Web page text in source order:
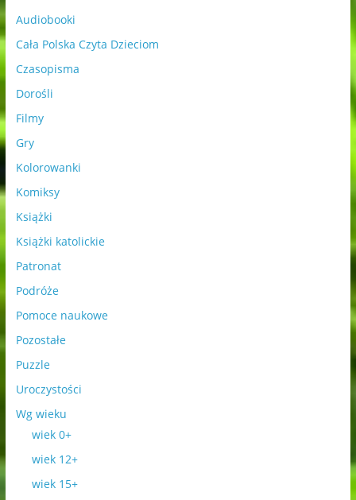
Audiobooki
Cała Polska Czyta Dzieciom
Czasopisma
Dorośli
Filmy
Gry
Kolorowanki
Komiksy
Książki
Książki katolickie
Patronat
Podróże
Pomoce naukowe
Pozostałe
Puzzle
Uroczystości
Wg wieku
wiek 0+
wiek 12+
wiek 15+